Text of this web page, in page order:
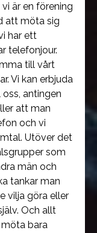
är en förening
att möta sig
har ett
telefonjour.
till vårt
Vi kan erbjuda
antingen
att man
och vi
Utöver det
som
män och
tankar man
vilja göra eller
Och allt
bara